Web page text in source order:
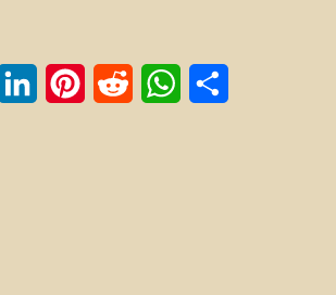
LinkedInPinterest Reddit WhatsApp